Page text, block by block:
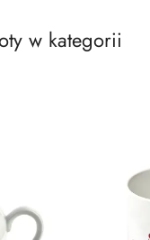
w kategorii